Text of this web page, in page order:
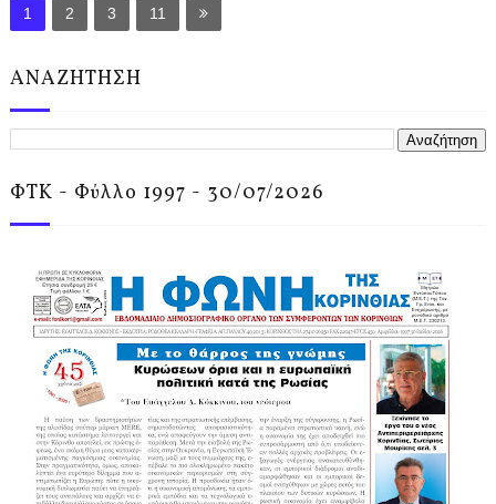
1 2 3 11
ΑΝΑΖΗΤΗΣΗ
ΦΤΚ - Φύλλο 1997 - 30/07/2026